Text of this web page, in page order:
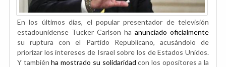
En los últimos días, el popular presentador de televisión
estadounidense Tucker Carlson ha anunciado oficialmente
su ruptura con el Partido Republicano, acusándolo de
priorizar los intereses de Israel sobre los de Estados Unidos.
Y tambiénha mostrado su solidaridad con los opositores a la